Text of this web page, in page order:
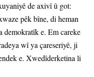
de axivî û got:
pêk bîne, di heman
demokratîk e. Em careke
wî ya çareseriyê, ji
e. Xwedîderketina li